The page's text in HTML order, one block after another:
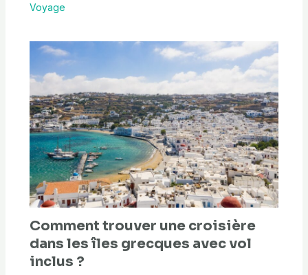
Voyage
Comment trouver une croisière
dans les îles grecques avec vol
inclus ?